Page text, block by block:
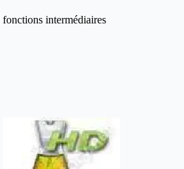
intermédiaires